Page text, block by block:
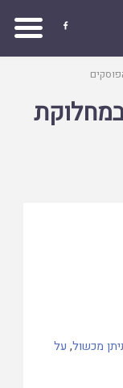

במחלוקת
מכשול, על